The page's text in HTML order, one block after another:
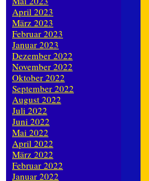
April 2023
März 2023
Februar 2023
Januar 2023
Dezember 2022
November 2022
Oktober 2022
September 2022
August 2022
Juli 2022
Juni 2022
Mai 2022
April 2022
März 2022
Februar 2022
Januar 2022